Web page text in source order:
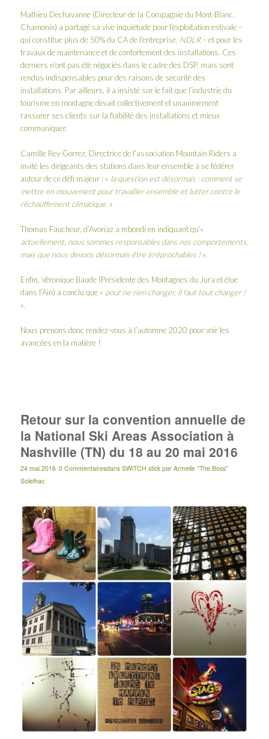
Mathieu Dechavanne (Directeur de la Compagnie du Mont-Blanc,
Chamonix) a partagé sa vive inquiétude pour l’exploitation estivale –
qui constitue plus de 50% du CA de l’entreprise, NDLR– et pour les
travaux de maintenance et de confortement des installations. Ces
derniers n’ont pas été négociés dans le cadre des DSP, mais sont
rendus indispensables pour des raisons de sécurité des
installations. Par ailleurs, il a insisté sur le fait que l’industrie du
tourisme en montagne devait collectivement et unanimement
rassurer ses clients sur la fiabilité des installations et mieux
communiquer.
Camille Rey-Gorrez, Directrice de l’association Mountain Riders a
invité les dirigeants des stations dans leur ensemble à se fédérer
autour de ce défi majeur : « la question est désormais : comment se
mettre en mouvement pour travailler ensemble et lutter contre le
réchauffement climatique. »
Thomas Faucheur, d’Avoriaz a rebondi en indiquant qu’«
actuellement, nous sommes responsables dans nos comportements,
mais que nous devons désormais être irréprochables !».
Enfin, Véronique Baude (Présidente des Montagnes du Jura et élue
dans l’Ain) a conclu que « pour ne rien changer, il faut tout changer !
».
Nous prenons donc rendez-vous à l’automne 2020 pour voir les
avancées en la matière !
Retour sur la convention annuelle de
la National Ski Areas Association à
Nashville (TN) du 18 au 20 mai 2016
24 mai 2016 0 Commentairesdans SWiTCH stick par Armelle "The Boss"
Solelhac